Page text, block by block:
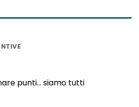
punti… siamo tutti